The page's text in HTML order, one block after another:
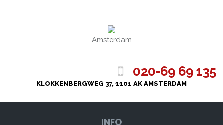
Amsterdam
020-69 69 135
KLOKKENBERGWEG 37, 1101 AK AMSTERDAM
INFO